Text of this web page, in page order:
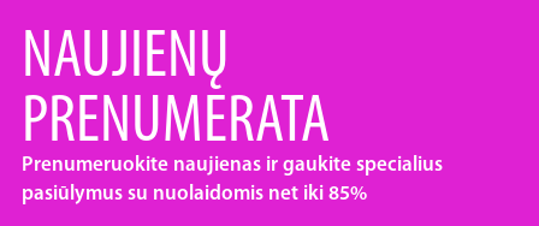
NAUJIENŲ
PRENUMERATA
Prenumeruokite naujienas ir gaukite specialius
pasiūlymus su nuolaidomis net iki 85%